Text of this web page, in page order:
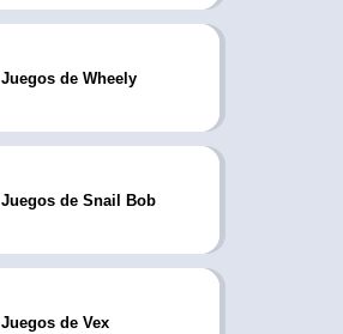
Juegos de Wheely
Juegos de Snail Bob
Juegos de Vex